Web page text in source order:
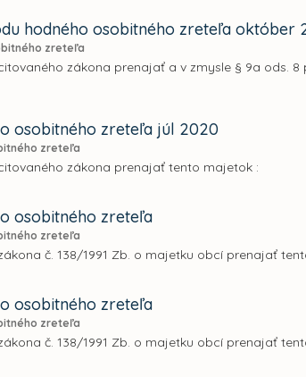
hodného osobitného zreteľa október
zreteľa
zákona prenajať a v zmysle § 9a ods.
osobitného zreteľa júl 2020
zreteľa
zákona prenajať tento majetok :
osobitného zreteľa
zreteľa
č. 138/1991 Zb. o majetku obcí prenajať
osobitného zreteľa
zreteľa
č. 138/1991 Zb. o majetku obcí prenajať